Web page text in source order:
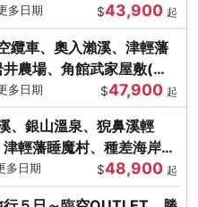
多日期 $43,900 起
纜車、奧入瀨溪、津輕藩
農場、角館武家屋敷(不
多日期 $47,900 起
、銀山溫泉、猊鼻溪輕
輕藩睡魔村、種差海岸、
多日期 $48,900 起